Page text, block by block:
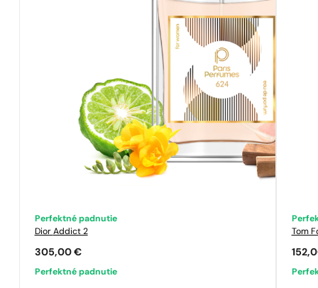
Perfektné padnutie
Dior Addict 2
305,00 €
Perfektné padnutie
Tom